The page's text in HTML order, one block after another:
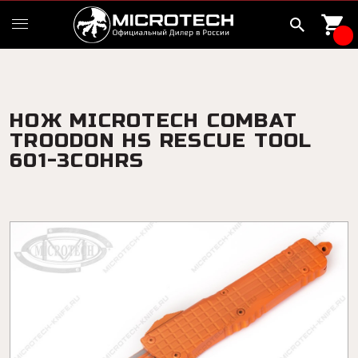
НОЖ MICROTECH COMBAT
TROODON HS RESCUE TOOL
601-3COHRS